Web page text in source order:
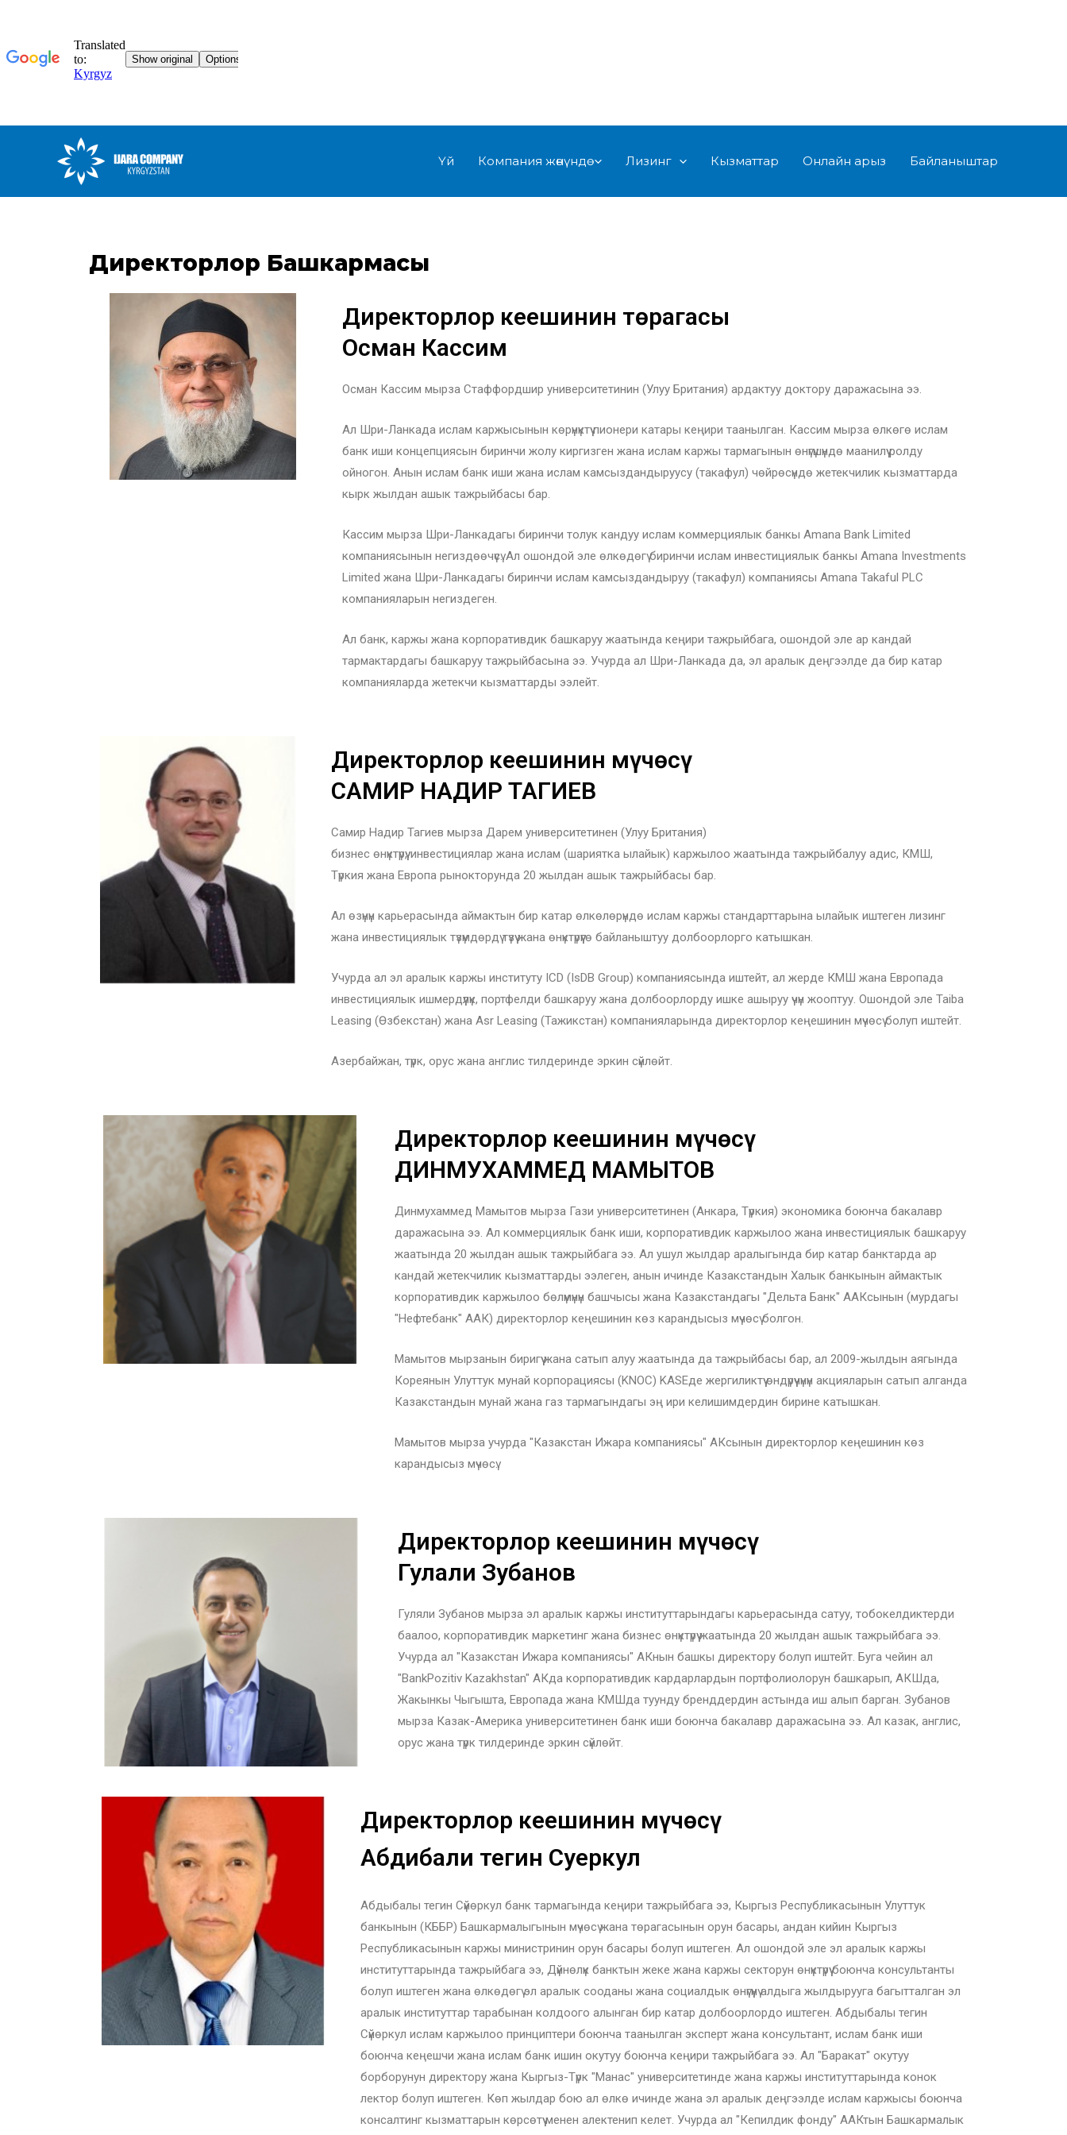
Үй Компания жөнүндө Лизинг Кызматтар Онлайн арыз Байланыштар
Директорлор Башкармасы
Директорлор кеңешинин төрагасы
Осман Кассим
Осман Кассим мырза Стаффордшир университетинин (Улуу Британия) ардактуу доктору даражасына ээ.
Ал Шри-Ланкада ислам каржысынын көрүнүктүү пионери катары кеңири таанылган. Кассим мырза өлкөгө ислам
банк иши концепциясын биринчи жолу киргизген жана ислам каржы тармагынын өнүгүшүндө маанилүү ролду
ойногон. Анын ислам банк иши жана ислам камсыздандыруусу (такафул) чөйрөсүндө жетекчилик кызматтарда
кырк жылдан ашык тажрыйбасы бар.
Кассим мырза Шри-Ланкадагы биринчи толук кандуу ислам коммерциялык банкы Amana Bank Limited
компаниясынын негиздөөчүсү. Ал ошондой эле өлкөдөгү биринчи ислам инвестициялык банкы Amana Investments
Limited жана Шри-Ланкадагы биринчи ислам камсыздандыруу (такафул) компаниясы Amana Takaful PLC
компанияларын негиздеген.
Ал банк, каржы жана корпоративдик башкаруу жаатында кеңири тажрыйбага, ошондой эле ар кандай
тармактардагы башкаруу тажрыйбасына ээ. Учурда ал Шри-Ланкада да, эл аралык деңгээлде да бир катар
компанияларда жетекчи кызматтарды ээлейт.
Директорлор кеңешинин мүчөсү
САМИР НАДИР ТАГИЕВ
Самир Надир Тагиев мырза Дарем университетинен (Улуу Британия)
бизнес өнүктүрүү, инвестициялар жана ислам (шариятка ылайык) каржылоо жаатында тажрыйбалуу адис, КМШ,
Түркия жана Европа рынокторунда 20 жылдан ашык тажрыйбасы бар.
Ал өзүнүн карьерасында аймактын бир катар өлкөлөрүндө ислам каржы стандарттарына ылайык иштеген лизинг
жана инвестициялык түзүмдөрдү түзүү жана өнүктүрүүгө байланыштуу долбоорлорго катышкан.
Учурда ал эл аралык каржы институту ICD (IsDB Group) компаниясында иштейт, ал жерде КМШ жана Европада
инвестициялык ишмердүүлүк, портфелди башкаруу жана долбоорлорду ишке ашыруу үчүн жооптуу. Ошондой эле Taiba
Leasing (Өзбекстан) жана Asr Leasing (Тажикстан) компанияларында директорлор кеңешинин мүчөсү болуп иштейт.
Азербайжан, түрк, орус жана англис тилдеринде эркин сүйлөйт.
Директорлор кеңешинин мүчөсү
ДИНМУХАММЕД МАМЫТОВ
Динмухаммед Мамытов мырза Гази университетинен (Анкара, Түркия) экономика боюнча бакалавр
даражасына ээ. Ал коммерциялык банк иши, корпоративдик каржылоо жана инвестициялык башкаруу
жаатында 20 жылдан ашык тажрыйбага ээ. Ал ушул жылдар аралыгында бир катар банктарда ар
кандай жетекчилик кызматтарды ээлеген, анын ичинде Казакстандын Халык банкынын аймактык
корпоративдик каржылоо бөлүмүнүн башчысы жана Казакстандагы "Дельта Банк" ААКсынын (мурдагы
"Нефтебанк" ААК) директорлор кеңешинин көз карандысыз мүчөсү болгон.
Мамытов мырзанын биригүү жана сатып алуу жаатында да тажрыйбасы бар, ал 2009-жылдын аягында
Кореянын Улуттук мунай корпорациясы (KNOC) KASEде жергиликтүү өндүрүүчүнүн акцияларын сатып алганда
Казакстандын мунай жана газ тармагындагы эң ири келишимдердин бирине катышкан.
Мамытов мырза учурда "Казакстан Ижара компаниясы" АКсынын директорлор кеңешинин көз
карандысыз мүчөсү.
Директорлор кеңешинин мүчөсү
Гулали Зубанов
Гуляли Зубанов мырза эл аралык каржы институттарындагы карьерасында сатуу, тобокелдиктерди
баалоо, корпоративдик маркетинг жана бизнес өнүктүрүү жаатында 20 жылдан ашык тажрыйбага ээ.
Учурда ал "Казакстан Ижара компаниясы" АКнын башкы директору болуп иштейт. Буга чейин ал
"BankPozitiv Kazakhstan" АКда корпоративдик кардарлардын портфолиолорун башкарып, АКШда,
Жакынкы Чыгышта, Европада жана КМШда туунду бренддердин астында иш алып барган. Зубанов
мырза Казак-Америка университетинен банк иши боюнча бакалавр даражасына ээ. Ал казак, англис,
орус жана түрк тилдеринде эркин сүйлөйт.
Директорлор кеңешинин мүчөсү
Абдибали тегин Суеркул
Абдыбалы тегин Сүйөркул банк тармагында кеңири тажрыйбага ээ, Кыргыз Республикасынын Улуттук
банкынын (КББР) Башкармалыгынын мүчөсү жана төрагасынын орун басары, андан кийин Кыргыз
Республикасынын каржы министринин орун басары болуп иштеген. Ал ошондой эле эл аралык каржы
институттарында тажрыйбага ээ, Дүйнөлүк банктын жеке жана каржы секторун өнүктүрүү боюнча консультанты
болуп иштеген жана өлкөдөгү эл аралык сооданы жана социалдык өнүгүүнү алдыга жылдырууга багытталган эл
аралык институттар тарабынан колдоого алынган бир катар долбоорлордо иштеген. Абдыбалы тегин
Сүйөркул ислам каржылоо принциптери боюнча таанылган эксперт жана консультант, ислам банк иши
боюнча кеңешчи жана ислам банк ишин окутуу боюнча кеңири тажрыйбага ээ. Ал "Баракат" окутуу
борборунун директору жана Кыргыз-Түрк "Манас" университетинде жана каржы институттарында конок
лектор болуп иштеген. Көп жылдар бою ал өлкө ичинде жана эл аралык деңгээлде ислам каржысы боюнча
консалтинг кызматтарын көрсөтүү менен алектенип келет. Учурда ал "Кепилдик фонду" ААКтын Башкармалык